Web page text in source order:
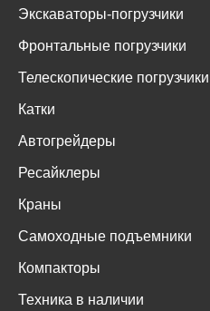
Экскаваторы-погрузчики
Фронтальные погрузчики
Телескопические погрузчики
Катки
Автогрейдеры
Ресайклеры
Краны
Самоходные подъемники
Компакторы
Техника в наличии